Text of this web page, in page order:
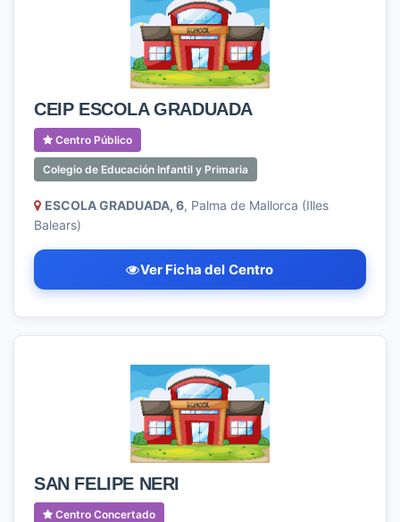
CEIP ESCOLA GRADUADA
Centro Público
Colegio de Educación Infantil y Primaria
ESCOLA GRADUADA, 6, Palma de Mallorca (Illes
Balears)
Ver Ficha del Centro
SAN FELIPE NERI
Centro Concertado